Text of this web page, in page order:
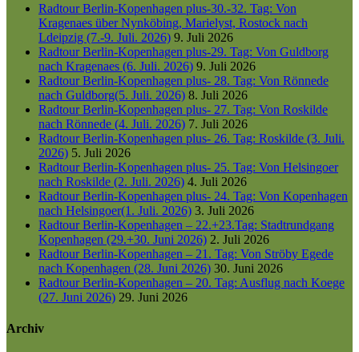
Radtour Berlin-Kopenhagen plus-30.-32. Tag: Von
Kragenaes über Nynköbing, Marielyst, Rostock nach
Ldeipzig (7.-9. Juli. 2026) 9. Juli 2026
Radtour Berlin-Kopenhagen plus-29. Tag: Von Guldborg
nach Kragenaes (6. Juli. 2026) 9. Juli 2026
Radtour Berlin-Kopenhagen plus- 28. Tag: Von Rönnede
nach Guldborg(5. Juli. 2026) 8. Juli 2026
Radtour Berlin-Kopenhagen plus- 27. Tag: Von Roskilde
nach Rönnede (4. Juli. 2026) 7. Juli 2026
Radtour Berlin-Kopenhagen plus- 26. Tag: Roskilde (3. Juli.
2026) 5. Juli 2026
Radtour Berlin-Kopenhagen plus- 25. Tag: Von Helsingoer
nach Roskilde (2. Juli. 2026) 4. Juli 2026
Radtour Berlin-Kopenhagen plus- 24. Tag: Von Kopenhagen
nach Helsingoer(1. Juli. 2026) 3. Juli 2026
Radtour Berlin-Kopenhagen – 22.+23.Tag: Stadtrundgang
Kopenhagen (29.+30. Juni 2026) 2. Juli 2026
Radtour Berlin-Kopenhagen – 21. Tag: Von Ströby Egede
nach Kopenhagen (28. Juni 2026) 30. Juni 2026
Radtour Berlin-Kopenhagen – 20. Tag: Ausflug nach Koege
(27. Juni 2026) 29. Juni 2026
Archiv